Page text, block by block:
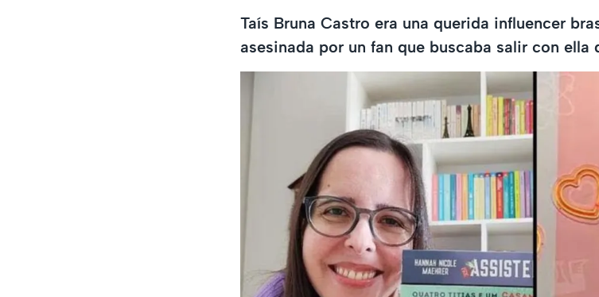
Taís Bruna Castro era una querida influencer
asesinada por un fan que buscaba salir con ella